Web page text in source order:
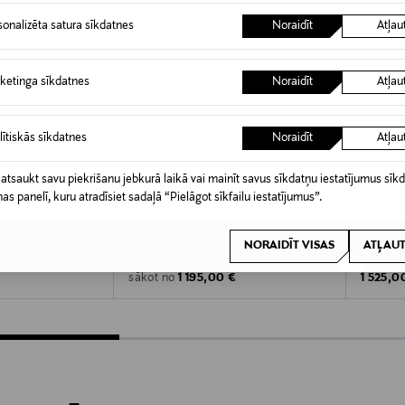
satura sīkdatnes Noraidīt
sīkdatnes Noraidīt
sīkdatnes Noraidīt
atsaukt savu piekrišanu jebkurā laikā vai mainīt savus sīkdatņu iestatījumus
panelī, kuru atradīsiet sadaļā “Pielāgot sīkfailu iestatījumus”.
NORAIDĪT VISAS
sākot no Original Price
1 195,00 €
Original
1